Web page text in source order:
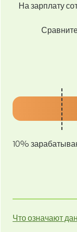
На зарплату
10%
Что означают